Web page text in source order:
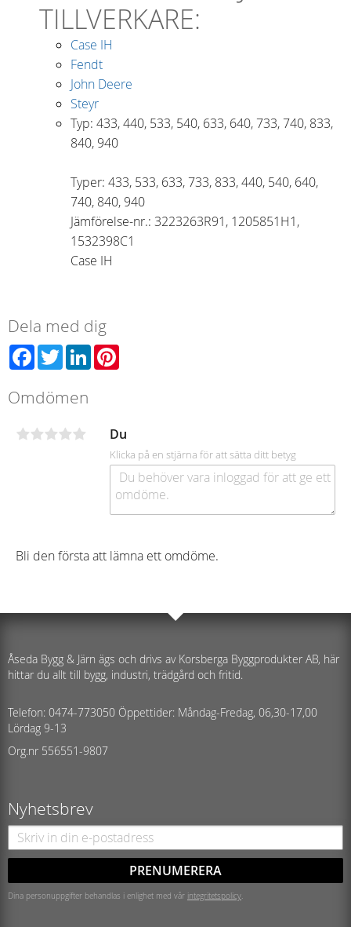
TILLVERKARE:
Case IH
Fendt
John Deere
Steyr
Typ: 433, 440, 533, 540, 633, 640, 733, 740, 833,
840, 940
Typer: 433, 533, 633, 733, 833, 440, 540, 640,
740, 840, 940
Jämförelse-nr.: 3223263R91, 1205851H1,
1532398C1
Case IH
Dela med dig
Facebook
TwitterLinkedIn
Omdömen
Du
Klicka på en stjärna för att sätta ditt betyg
Bli den första att lämna ett omdöme.
Åseda Bygg & Järn ägs och drivs av Korsberga Byggprodukter AB, här
hittar du allt till bygg, industri, trädgård och fritid.
Telefon: 0474-773050 Öppettider: Måndag-Fredag, 06,30-17,00
Lördag 9-13
Org.nr 556551-9807
Nyhetsbrev
PRENUMERERA
Dina personuppgifter behandlas i enlighet med vår integritetspolicy.